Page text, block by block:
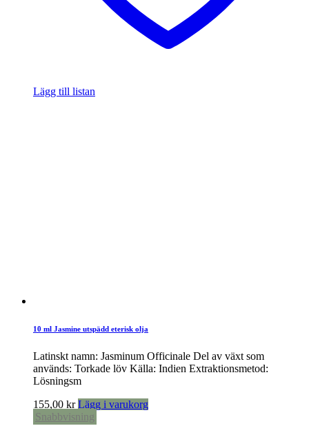
Lägg till listan
10 ml Jasmine utspädd eterisk olja
Latinskt namn: Jasminum Officinale Del av växt som
används: Torkade löv Källa: Indien Extraktionsmetod:
Lösningsm
155,00 kr Lägg i varukorg
Snabbvisning